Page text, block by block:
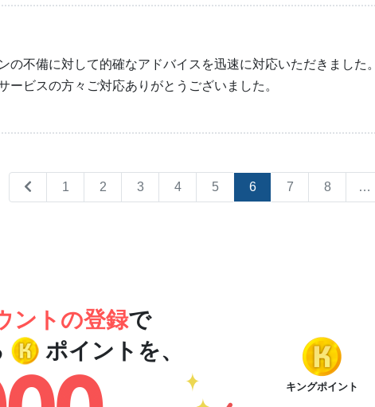
の不備に対して的確なアドバイスを迅速に対応いただきまし
ービスの方々ご対応ありがとうございました。
1 2 3 4 5 6 7 8 …
ントの登録で
ポイントを、
キングポイント